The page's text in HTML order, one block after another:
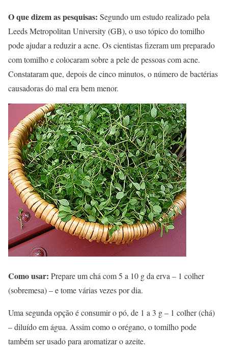
O que dizem as pesquisas: Segundo um estudo realizado pela
Leeds Metropolitan University (GB), o uso tópico do tomilho
pode ajudar a reduzir a acne. Os cientistas fizeram um preparado
com tomilho e colocaram sobre a pele de pessoas com acne.
Constataram que, depois de cinco minutos, o número de bactérias
causadoras do mal era bem menor.
Como usar: Prepare um chá com 5 a 10 g da erva – 1 colher
(sobremesa) – e tome várias vezes por dia.
Uma segunda opção é consumir o pó, de 1 a 3 g – 1 colher (chá)
– diluído em água. Assim como o orégano, o tomilho pode
também ser usado para aromatizar o azeite.